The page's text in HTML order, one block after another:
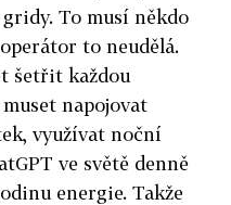
To musí někdo
to neudělá.
šetřit každou
napojovat
využívat noční
ve světě denně
energie. Takže